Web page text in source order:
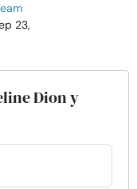
23,
Dion y